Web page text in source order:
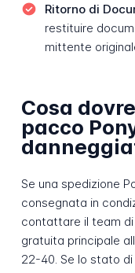
Ritorno di
restituire
mittente
Cosa
pacco
Se una spedizione
consegnata in
contattare il team
gratuita principale
22-40. Se lo stato